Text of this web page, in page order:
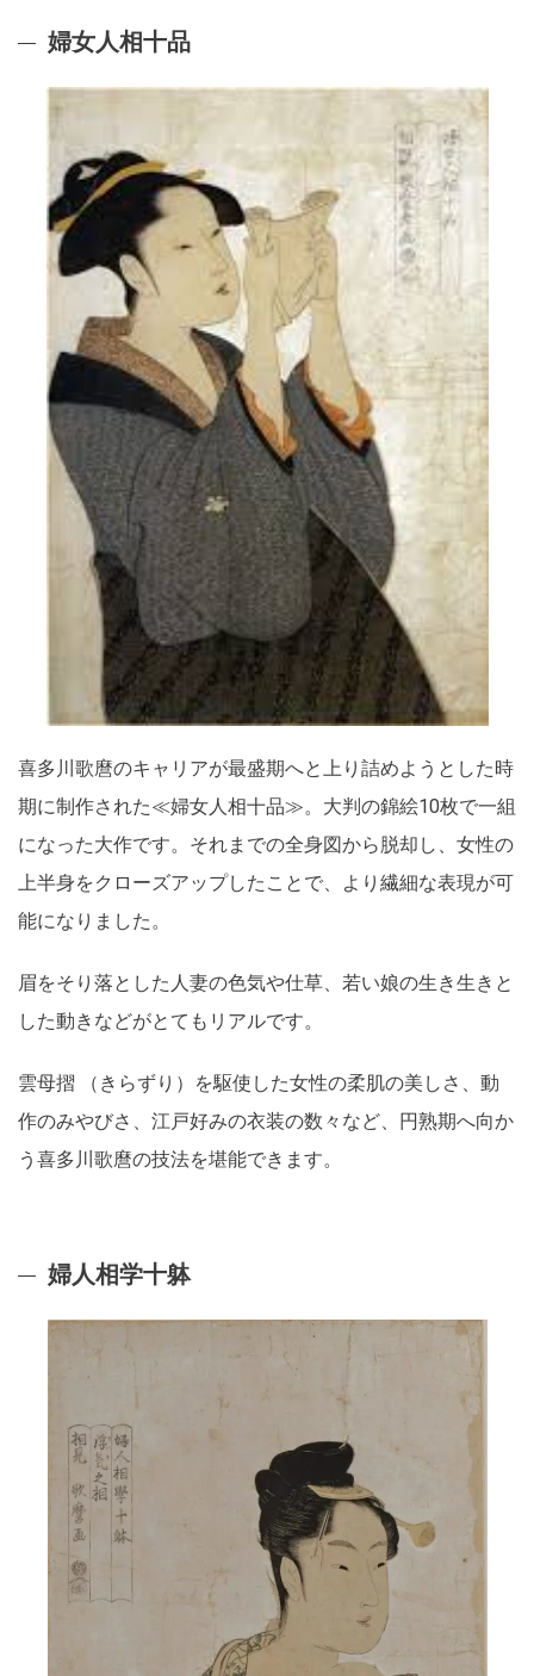
婦女人相十品
喜多川歌麿のキャリアが最盛期へと上り詰めようとした時
期に制作された≪婦女人相十品≫。大判の錦絵10枚で一組
になった大作です。それまでの全身図から脱却し、女性の
上半身をクローズアップしたことで、より繊細な表現が可
能になりました。
眉をそり落とした人妻の色気や仕草、若い娘の生き生きと
した動きなどがとてもリアルです。
雲母摺 （きらずり）を駆使した女性の柔肌の美しさ、動
作のみやびさ、江戸好みの衣装の数々など、円熟期へ向か
う喜多川歌麿の技法を堪能できます。
婦人相学十躰